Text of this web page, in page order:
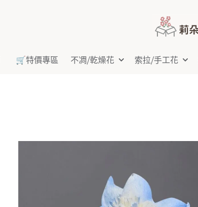
🛒特價專區 不凋⧸乾燥花 索拉⧸手工花